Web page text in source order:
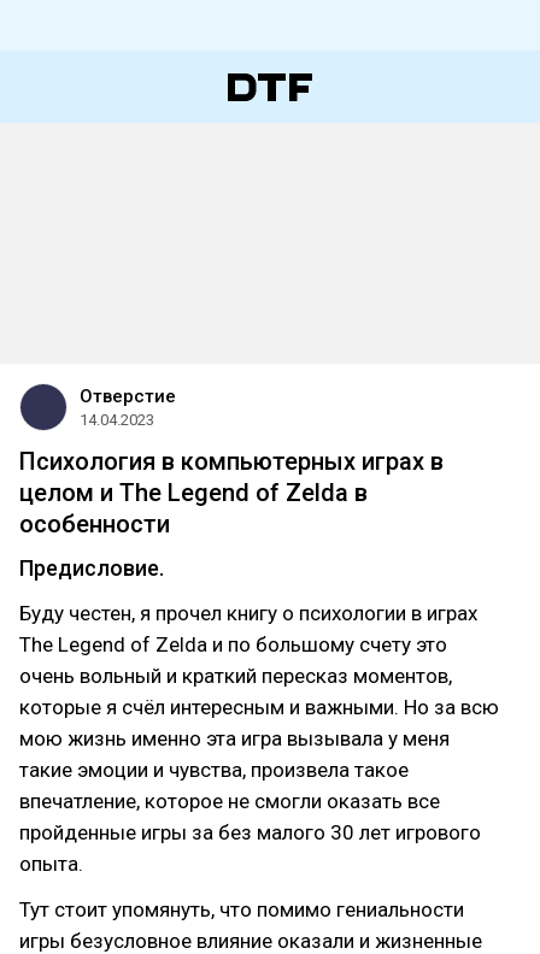
Отверстие
14.04.2023
​Психология в компьютерных играх в
целом и The Legend of Zelda в
особенности
Предисловие.
Буду честен, я прочел книгу о психологии в играх
The Legend of Zelda и по большому счету это
очень вольный и краткий пересказ моментов,
которые я счёл интересным и важными. Но за всю
мою жизнь именно эта игра вызывала у меня
такие эмоции и чувства, произвела такое
впечатление, которое не смогли оказать все
пройденные игры за без малого 30 лет игрового
опыта.
Тут стоит упомянуть, что помимо гениальности
игры безусловное влияние оказали и жизненные